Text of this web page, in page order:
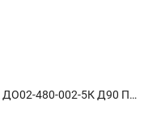
Светодиодный прожектор WOLTA PRO ПАЛЛАДА ДО02-480-002-5К Д90 Прозрачный - фото 1.